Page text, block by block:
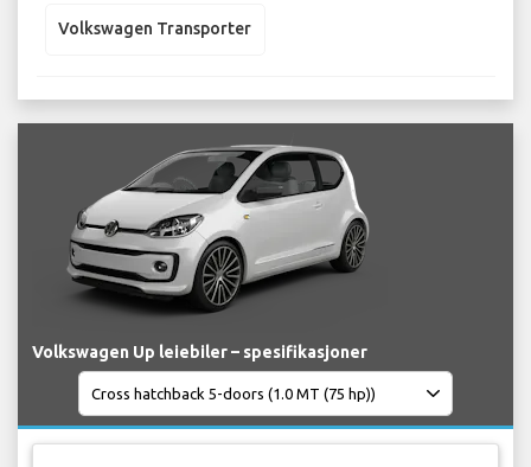
Volkswagen Transporter
Volkswagen Up leiebiler – spesifikasjoner